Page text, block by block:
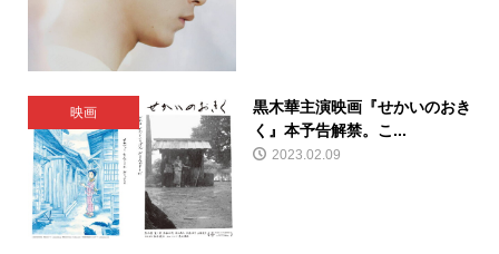
映画
黒木華主演映画『せかいのおき
く』本予告解禁。こ...
2023.02.09